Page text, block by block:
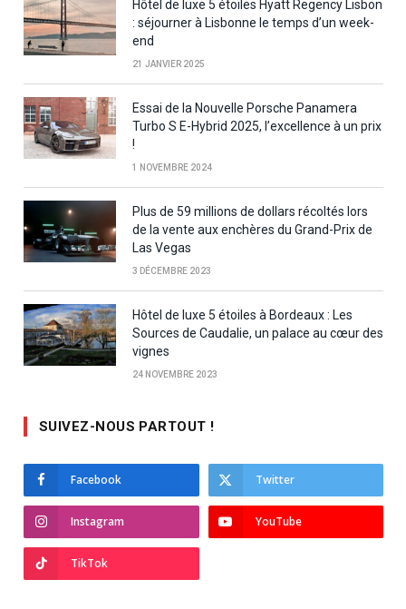
Hôtel de luxe 5 étoiles Hyatt Regency Lisbon
: séjourner à Lisbonne le temps d’un week-
end
21 JANVIER 2025
Essai de la Nouvelle Porsche Panamera
Turbo S E-Hybrid 2025, l’excellence à un prix
!
1 NOVEMBRE 2024
Plus de 59 millions de dollars récoltés lors
de la vente aux enchères du Grand-Prix de
Las Vegas
3 DÉCEMBRE 2023
Hôtel de luxe 5 étoiles à Bordeaux : Les
Sources de Caudalie, un palace au cœur des
vignes
24 NOVEMBRE 2023
SUIVEZ-NOUS PARTOUT !
Facebook Twitter
Instagram YouTube
TikTok